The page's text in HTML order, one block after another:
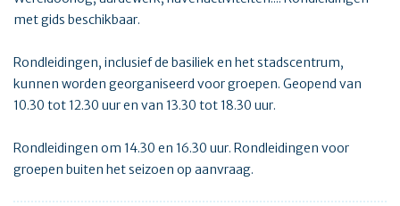
met gids beschikbaar.
Rondleidingen, inclusief de basiliek en het stadscentrum,
kunnen worden georganiseerd voor groepen. Geopend van
10.30 tot 12.30 uur en van 13.30 tot 18.30 uur.
Rondleidingen om 14.30 en 16.30 uur. Rondleidingen voor
groepen buiten het seizoen op aanvraag.